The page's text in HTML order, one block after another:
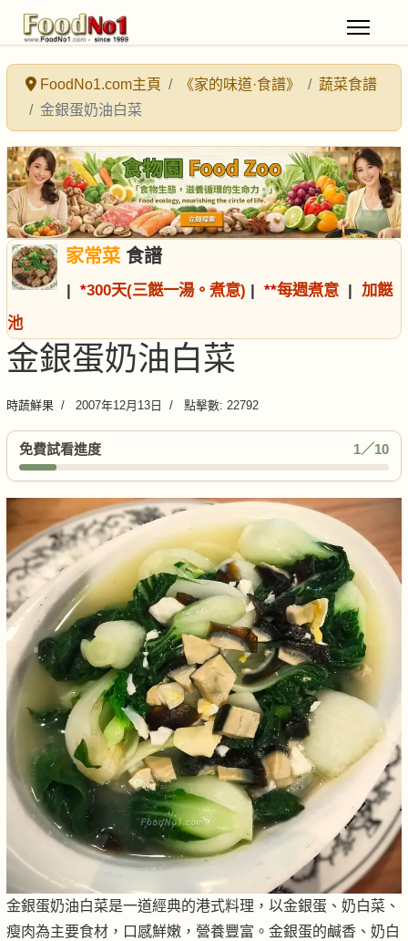
FoodNo1.com主頁 《家的味道·食譜》
蔬菜食譜
金銀蛋奶油白菜
家常菜食譜
| *300天(三餸一湯。煮意) | **每週煮意 | 加餸
池
金銀蛋奶油白菜
時蔬鮮果 2007年12月13日 點擊數: 22792
免費試看進度 1／10
金銀蛋奶油白菜是一道經典的港式料理，以金銀蛋、奶白菜、
瘦肉為主要食材，口感鮮嫩，營養豐富。金銀蛋的鹹香、奶白